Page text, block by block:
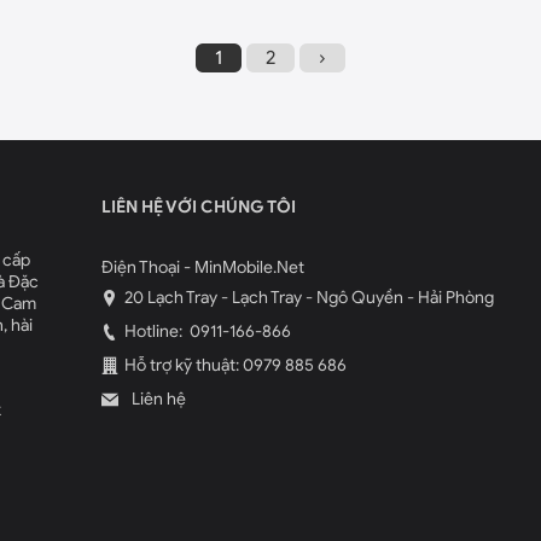
1 2 ›
Đặc
hài
LIÊN HỆ VỚI CHÚNG TÔI
Điện Thoại - MinMobile.Net
20 Lạch Tray - Lạch Tray - Ngô Quyền - Hải Phòng
Hotline: 0911-166-866
Hỗ trợ kỹ thuật: 0979 885 686
Liên hệ